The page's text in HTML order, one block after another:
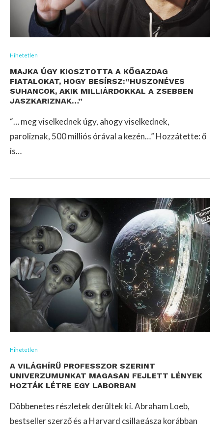
Hihetetlen
MAJKA ÚGY KIOSZTOTTA A KŐGAZDAG
FIATALOKAT, HOGY BESÍRSZ:”HUSZONÉVES
SUHANCOK, AKIK MILLIÁRDOKKAL A ZSEBBEN
JASZKARIZNAK…”
“… meg viselkednek úgy, ahogy viselkednek,
paroliznak, 500 milliós órával a kezén…” Hozzátette: ő
is…
Hihetetlen
​A VILÁGHÍRŰ PROFESSZOR SZERINT
UNIVERZUMUNKAT MAGASAN FEJLETT LÉNYEK
HOZTÁK LÉTRE EGY LABORBAN
Döbbenetes részletek derültek ki. Abraham Loeb,
bestseller szerző és a Harvard csillagásza korábban